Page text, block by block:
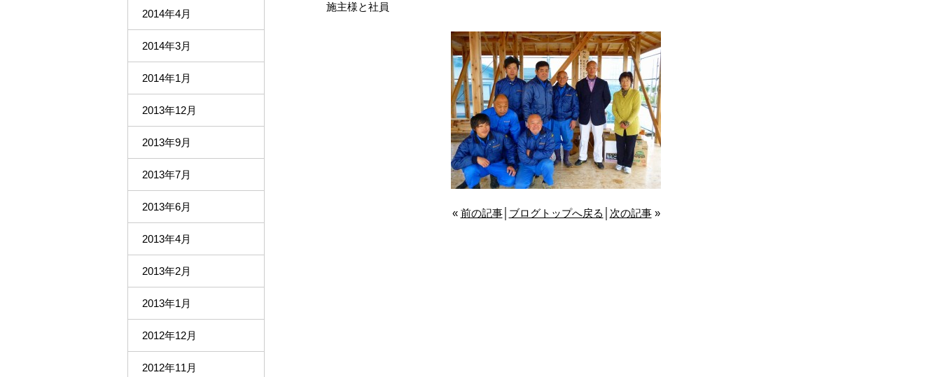
施主様と社員
« 前の記事│ ブログトップへ戻る 次の記事»
2014年4月
2014年3月
2014年1月
2013年12月
2013年9月
2013年7月
2013年6月
2013年4月
2013年2月
2013年1月
2012年12月
2012年11月